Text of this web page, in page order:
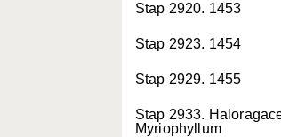
Stap 2920. 1453
Stap 2923. 1454
Stap 2929. 1455
Stap 2933.
Myriophyllum